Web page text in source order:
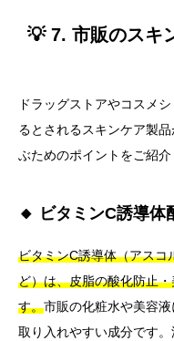
💡 7. 市販のスキ
ドラッグストアやコスメ
るとされるスキンケア製
ぶためのポイントをご紹介
🔸 ビタミンC誘導体
ビタミンC誘導体（アスコ
ど）は、皮脂の酸化防止
す。市販の化粧水や美容
取り入れやすい成分です